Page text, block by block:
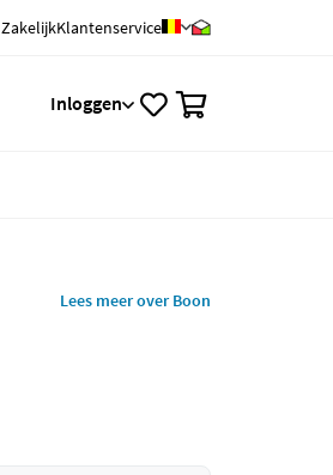
ZakelijkKlantenservice
Inloggen
Lees meer over Boon